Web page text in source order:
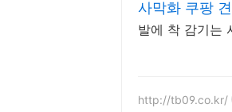
사막화 쿠팡
발에 착 감기는
http://tb09.co.kr/